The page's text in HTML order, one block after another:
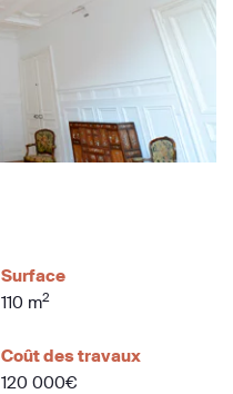
Surface
110 m2
Coût des travaux
120 000€